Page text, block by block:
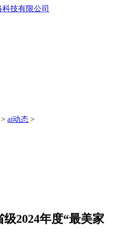
> ai动态 >
2024年度“最美家